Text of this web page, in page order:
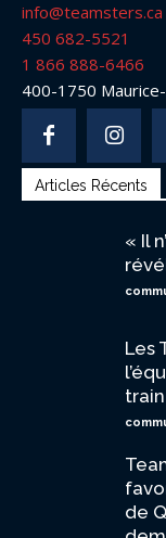
info@teamsters.ca
450 682-5521
1 866 888-6466
400-1750 Maurice-
Articles Récents
« Il
Les
de